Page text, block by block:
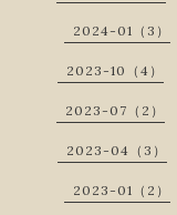
2024-01（3）
2023-10（4）
2023-07（2）
2023-04（3）
2023-01（2）